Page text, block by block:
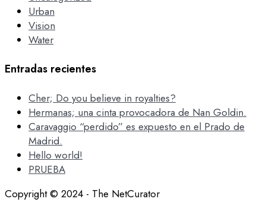
Urban
Vision
Water
Entradas recientes
Cher; Do you believe in royalties?
Hermanas; una cinta provocadora de Nan Goldin.
Caravaggio “perdido” es expuesto en el Prado de
Madrid.
Hello world!
PRUEBA
Copyright © 2024 - The NetCurator